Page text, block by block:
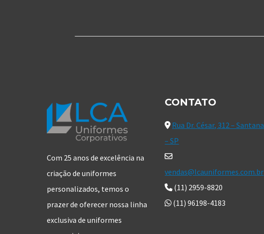
Com 25 anos de excelência na
criação de uniformes
personalizados, temos o
prazer de oferecer nossa linha
exclusiva de uniformes
CONTATO
Rua Dr. César, 312 – Santana
– SP
vendas@lcauniformes.com.br
(11) 2959-8820
(11) 96198-4183